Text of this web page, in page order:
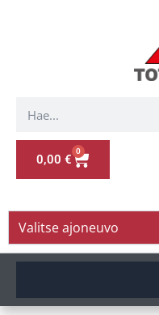
0,00 €
0
Valitse ajoneuvo